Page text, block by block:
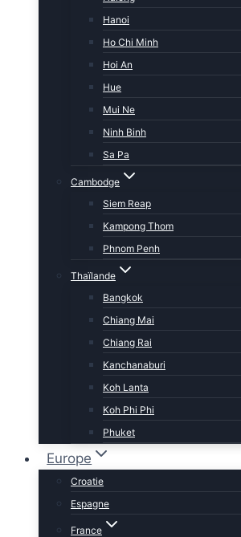
Hanoi
Ho Chi Minh
Hoi An
Hue
Mui Ne
Ninh Binh
Sa Pa
Cambodge
Siem Reap
Kampong Thom
Phnom Penh
Thaïlande
Bangkok
Chiang Mai
Chiang Rai
Kanchanaburi
Koh Lanta
Koh Phi Phi
Phuket
Europe
Croatie
Espagne
France